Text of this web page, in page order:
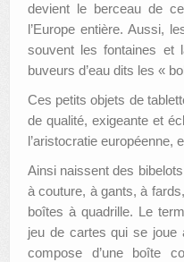
devient le berceau de
l’Europe entière. Aussi,
souvent les fontaines
buveurs d’eau dits les «
Ces petits objets de
de qualité, exigeante et
l’aristocratie européenne,
Ainsi naissent des
à couture, à gants, à
boîtes à quadrille. Le
jeu de cartes qui se joue
compose d’une boîte